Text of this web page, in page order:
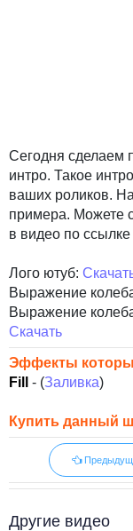
Сегодня сделаем
интро. Такое
ваших роликов.
примера. Можете
в видео по
Лого ютуб:
Выражение
Выражение
Скачать
Эффекты
Fill
- (Заливка)
Купить данный
Другие видео